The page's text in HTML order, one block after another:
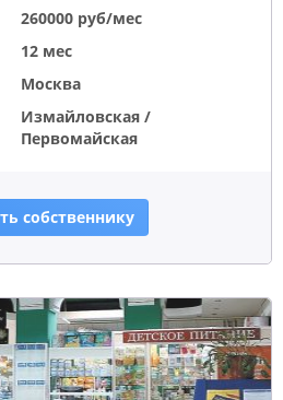
260000 руб/мес
12 мес
Москва
Измайловская /
Первомайская
собственнику